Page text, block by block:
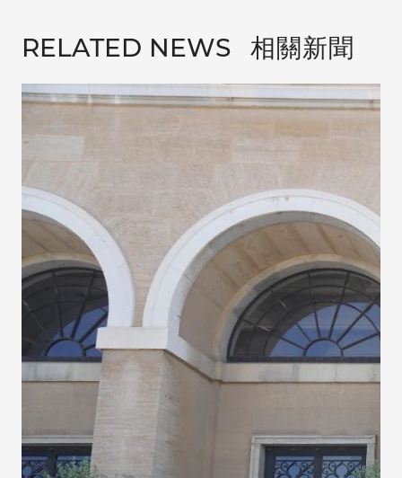
RELATED NEWS 相關新聞